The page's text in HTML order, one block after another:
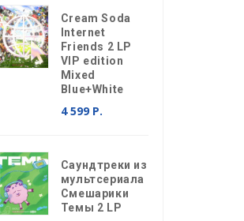
Cream Soda
Internet
Friends 2 LP
VIP edition
Mixed
Blue+White
4 599 Р.
Саундтреки из
мультсериала
Смешарики
Темы 2 LP